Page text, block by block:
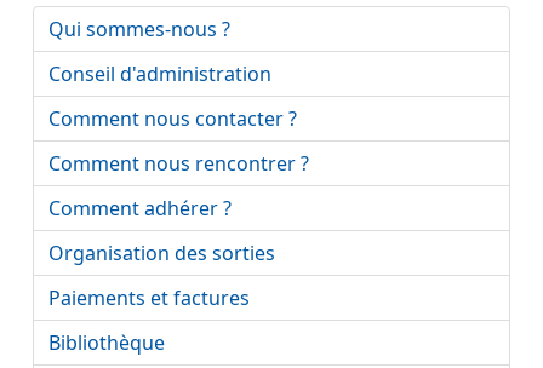
Qui sommes-nous ?
Conseil d'administration
Comment nous contacter ?
Comment nous rencontrer ?
Comment adhérer ?
Organisation des sorties
Paiements et factures
Bibliothèque